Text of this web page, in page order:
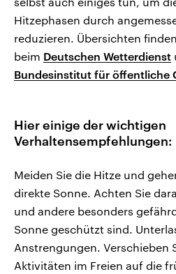
Hitzephasen durch
reduzieren. Übersichten
beim Deutschen Wetterdienst
Bundesinstitut für öffentliche
Hier einige der wichtigen
Verhaltensempfehlungen:
Meiden Sie die Hitze und
direkte Sonne. Achten Sie
und andere besonders
Sonne geschützt sind.
Anstrengungen. Verschieben
Aktivitäten im Freien auf die